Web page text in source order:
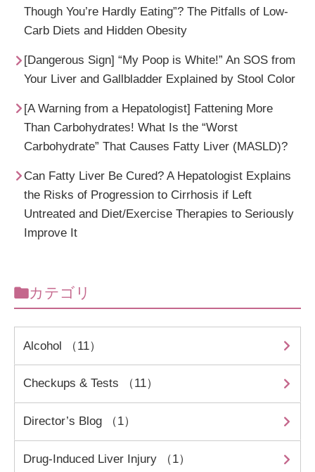
Though You’re Hardly Eating”? The Pitfalls of Low-
Carb Diets and Hidden Obesity
[Dangerous Sign] “My Poop is White!” An SOS from
Your Liver and Gallbladder Explained by Stool Color
[A Warning from a Hepatologist] Fattening More
Than Carbohydrates! What Is the “Worst
Carbohydrate” That Causes Fatty Liver (MASLD)?
Can Fatty Liver Be Cured? A Hepatologist Explains
the Risks of Progression to Cirrhosis if Left
Untreated and Diet/Exercise Therapies to Seriously
Improve It
カテゴリ
Alcohol （11）
Checkups & Tests （11）
Director’s Blog （1）
Drug-Induced Liver Injury （1）